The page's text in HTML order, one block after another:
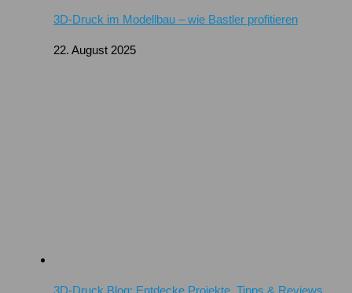
3D-Druck im Modellbau – wie Bastler profitieren
22. August 2025